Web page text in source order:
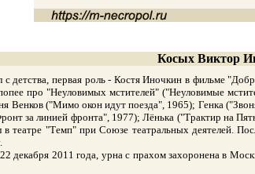
Косых Виктор
детства, первая роль - Костя Иночкин в фильме
про "Неуловимых мстителей" ("Неуловимые
Венков ("Мимо окон идут поезда", 1965); Генка
за линией фронта", 1977); Лёнька ("Трактир на
в театре "Темп" при Союзе театральных деятелей.
2011 года, урна с прахом захоронена в